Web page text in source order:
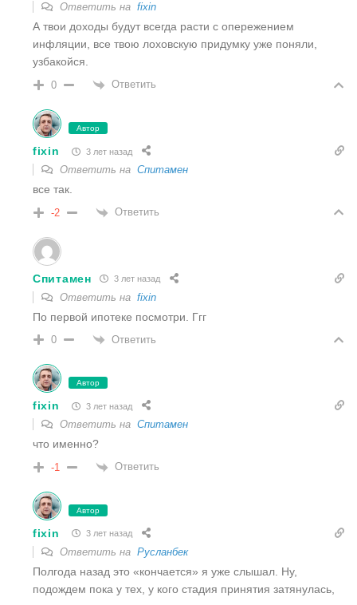
Ответить на fixin
А твои доходы будут всегда расти с опережением
инфляции, все твою лоховскую придумку уже поняли,
узбакойся.
0 Ответить
Автор
fixin 3 лет назад
Ответить на Спитамен
все так.
-2 Ответить
Спитамен 3 лет назад
Ответить на fixin
По первой ипотеке посмотри. Ггг
0 Ответить
Автор
fixin 3 лет назад
Ответить на Спитамен
что именно?
-1 Ответить
Автор
fixin 3 лет назад
Ответить на Русланбек
Полгода назад это «кончается» я уже слышал. Ну,
подождем пока у тех, у кого стадия принятия затянулась,